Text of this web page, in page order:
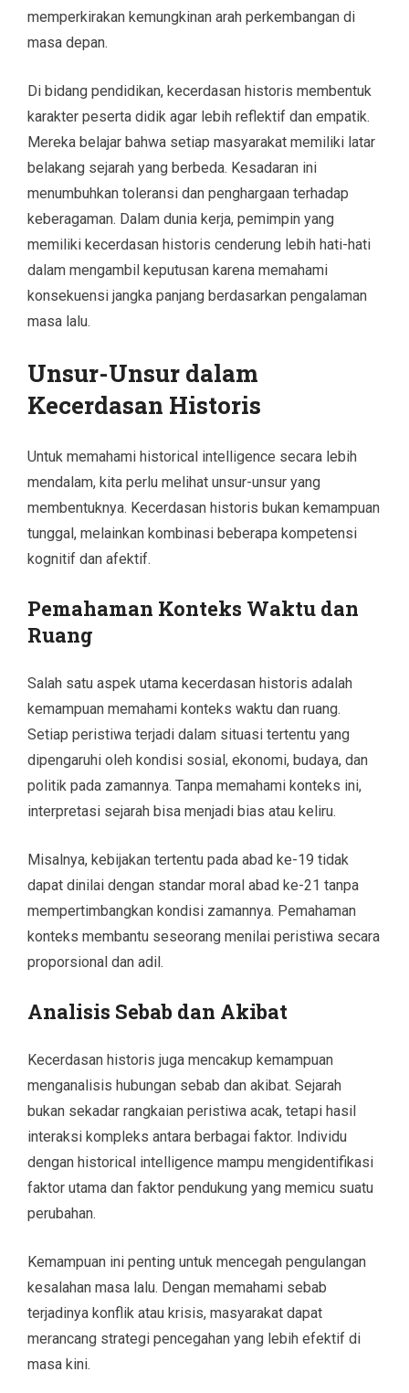
memperkirakan kemungkinan arah perkembangan di
masa depan.
Di bidang pendidikan, kecerdasan historis membentuk
karakter peserta didik agar lebih reflektif dan empatik.
Mereka belajar bahwa setiap masyarakat memiliki latar
belakang sejarah yang berbeda. Kesadaran ini
menumbuhkan toleransi dan penghargaan terhadap
keberagaman. Dalam dunia kerja, pemimpin yang
memiliki kecerdasan historis cenderung lebih hati-hati
dalam mengambil keputusan karena memahami
konsekuensi jangka panjang berdasarkan pengalaman
masa lalu.
Unsur-Unsur dalam
Kecerdasan Historis
Untuk memahami historical intelligence secara lebih
mendalam, kita perlu melihat unsur-unsur yang
membentuknya. Kecerdasan historis bukan kemampuan
tunggal, melainkan kombinasi beberapa kompetensi
kognitif dan afektif.
Pemahaman Konteks Waktu dan
Ruang
Salah satu aspek utama kecerdasan historis adalah
kemampuan memahami konteks waktu dan ruang.
Setiap peristiwa terjadi dalam situasi tertentu yang
dipengaruhi oleh kondisi sosial, ekonomi, budaya, dan
politik pada zamannya. Tanpa memahami konteks ini,
interpretasi sejarah bisa menjadi bias atau keliru.
Misalnya, kebijakan tertentu pada abad ke-19 tidak
dapat dinilai dengan standar moral abad ke-21 tanpa
mempertimbangkan kondisi zamannya. Pemahaman
konteks membantu seseorang menilai peristiwa secara
proporsional dan adil.
Analisis Sebab dan Akibat
Kecerdasan historis juga mencakup kemampuan
menganalisis hubungan sebab dan akibat. Sejarah
bukan sekadar rangkaian peristiwa acak, tetapi hasil
interaksi kompleks antara berbagai faktor. Individu
dengan historical intelligence mampu mengidentifikasi
faktor utama dan faktor pendukung yang memicu suatu
perubahan.
Kemampuan ini penting untuk mencegah pengulangan
kesalahan masa lalu. Dengan memahami sebab
terjadinya konflik atau krisis, masyarakat dapat
merancang strategi pencegahan yang lebih efektif di
masa kini.